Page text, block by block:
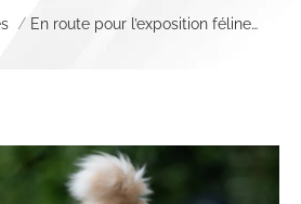
En route pour l’exposition féline…